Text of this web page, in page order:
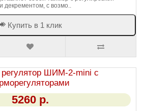
декрементом, с возмо..
Купить в 1 клик
5260 р.